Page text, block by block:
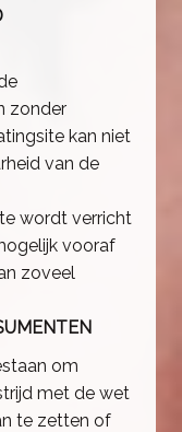
zonder
kan niet
van de
wordt verricht
vooraf
zoveel
om
met de wet
te zetten of